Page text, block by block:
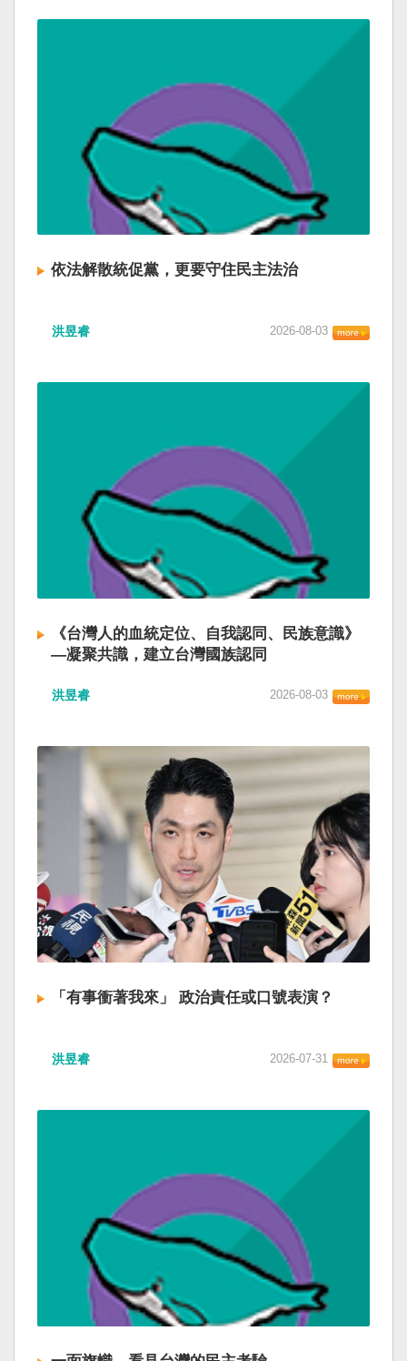
依法解散統促黨，更要守住民主法治
洪昱睿 2026-08-03
《台灣人的血統定位、自我認同、民族意識》
—凝聚共識，建立台灣國族認同
洪昱睿 2026-08-03
「有事衝著我來」 政治責任或口號表演？
洪昱睿 2026-07-31